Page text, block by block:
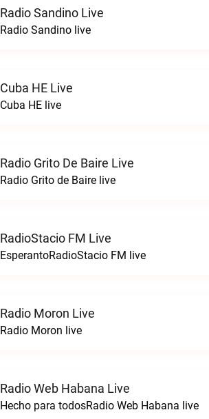
Radio Sandino Live
Radio Sandino live
Cuba HE Live
Cuba HE live
Radio Grito De Baire Live
Radio Grito de Baire live
RadioStacio FM Live
EsperantoRadioStacio FM live
Radio Moron Live
Radio Moron live
Radio Web Habana Live
Hecho para todosRadio Web Habana live